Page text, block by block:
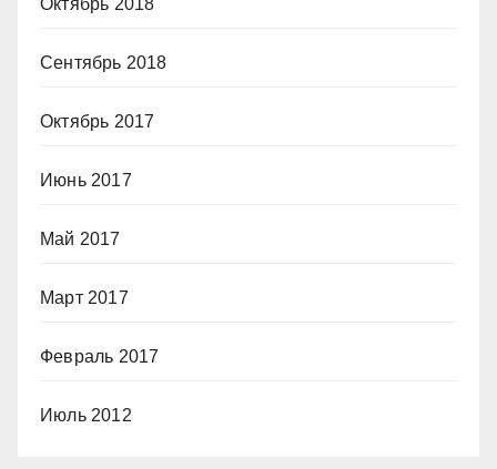
Сентябрь 2018
Октябрь 2017
Июнь 2017
Май 2017
Март 2017
Февраль 2017
Июль 2012